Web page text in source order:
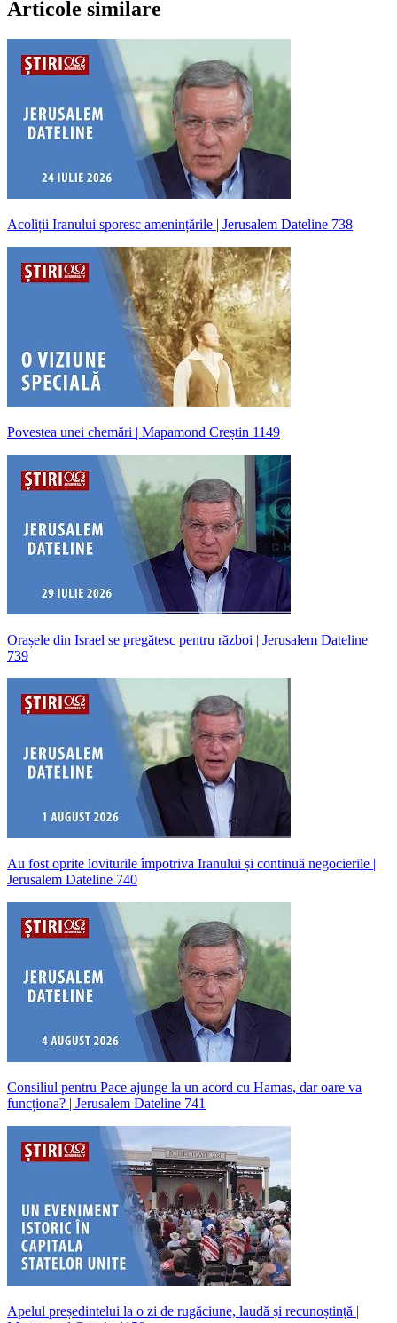
Articole similare
Acoliții Iranului sporesc amenințările | Jerusalem Dateline 738
Povestea unei chemări | Mapamond Creștin 1149
Orașele din Israel se pregătesc pentru război | Jerusalem Dateline
739
Au fost oprite loviturile împotriva Iranului și continuă negocierile |
Jerusalem Dateline 740
Consiliul pentru Pace ajunge la un acord cu Hamas, dar oare va
funcționa? | Jerusalem Dateline 741
Apelul președintelui la o zi de rugăciune, laudă și recunoștință |